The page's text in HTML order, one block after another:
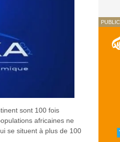
sont 100 fois
africaines ne
se situent à plus de 100